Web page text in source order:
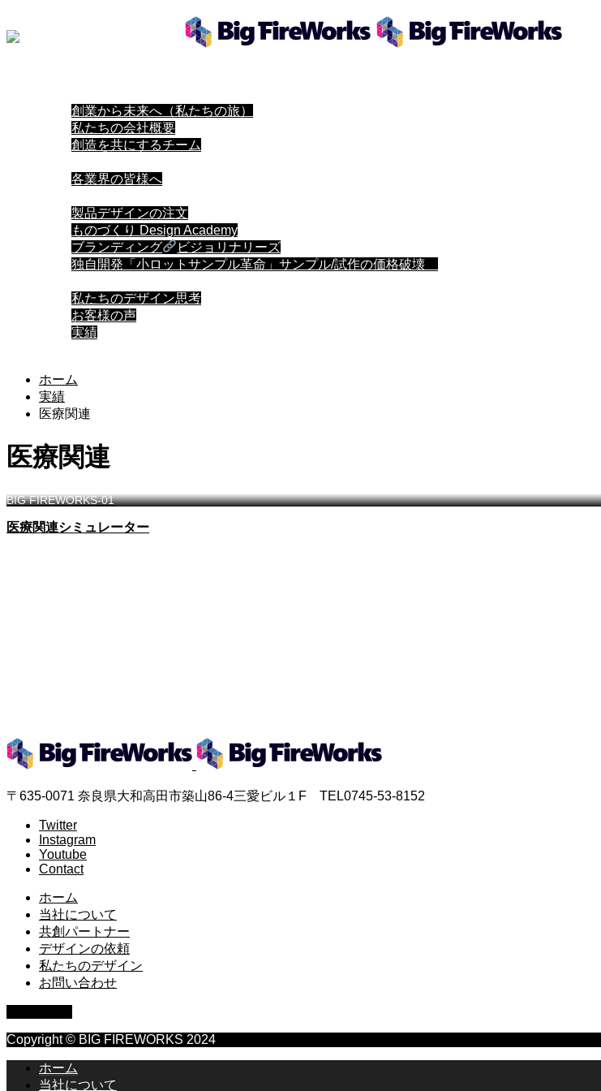
創業から未来へ（私たちの旅）
私たちの会社概要
創造を共にするチーム
各業界の皆様へ
製品デザインの注文
ものづくり Design Academy
ブランディング
ビジョリナリーズ
独自開発「小ロットサンプル革命」サンプル/試作の価格破壊
私たちのデザイン思考
お客様の声
実績
ホーム
実績
医療関連
医療関連
BIG FIREWORKS-01
医療関連シミュレーター
〒635-0071 奈良県大和高田市築山86‐4三愛ビル１F TEL0745-53-8152
Twitter
Instagram
Youtube
Contact
ホーム
当社について
共創パートナー
デザインの依頼
私たちのデザイン
お問い合わせ
Copyright © BIG FIREWORKS 2024
ホーム
当社について